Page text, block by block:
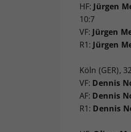
HF: Jürgen
10:7
VF: Jürgen
R1: Jürgen
Köln (GER),
VF: Dennis
AF: Dennis
R1: Dennis